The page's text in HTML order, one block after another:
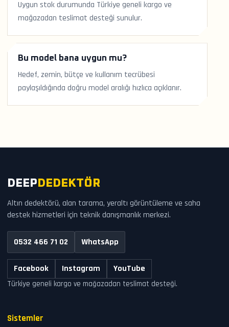
Uygun stok durumunda Türkiye geneli kargo ve
mağazadan teslimat desteği sunulur.
Bu model bana uygun mu?
Hedef, zemin, bütçe ve kullanım tecrübesi
paylaşıldığında doğru model aralığı hızlıca açıklanır.
DEEP DEDEKTÖR
Altın dedektörü, alan tarama, yeraltı görüntüleme ve saha
destek hizmetleri için teknik danışmanlık merkezi.
0532 466 71 02 WhatsApp
Facebook Instagram YouTube
Türkiye geneli kargo ve mağazadan teslimat desteği.
Sistemler